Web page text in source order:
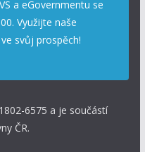
a eGovernmentu se
Využijte naše
svůj prospěch!
6575 a je součástí
ČR.